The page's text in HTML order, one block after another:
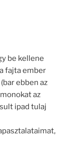
be kellene
fajta ember
ebben az
az
ipad tulaj